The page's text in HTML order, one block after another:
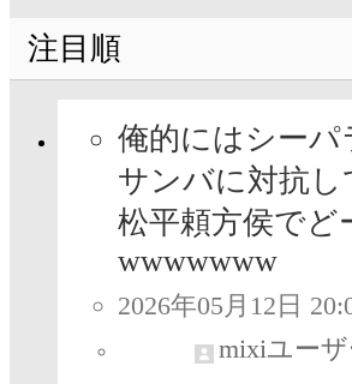
注目順
俺的にはシーパ
サンバに対抗し
松平頼方侯でど
wwwwwww
2026年05月12日
mixiユーザ